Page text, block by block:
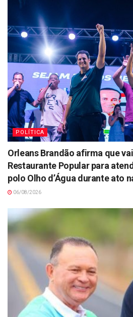
POLÍTICA
Orleans Brandão afirma que
Restaurante Popular para
polo Olho d’Água durante ato
06/08/2026